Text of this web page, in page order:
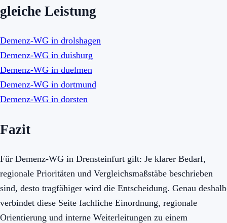
gleiche Leistung
Demenz-WG in drolshagen
Demenz-WG in duisburg
Demenz-WG in duelmen
Demenz-WG in dortmund
Demenz-WG in dorsten
Fazit
Für Demenz-WG in Drensteinfurt gilt: Je klarer Bedarf,
regionale Prioritäten und Vergleichsmaßstäbe beschrieben
sind, desto tragfähiger wird die Entscheidung. Genau deshalb
verbindet diese Seite fachliche Einordnung, regionale
Orientierung und interne Weiterleitungen zu einem